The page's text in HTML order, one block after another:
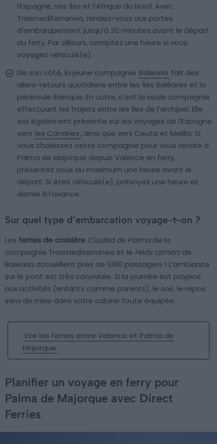
l’Espagne, ses îles et l’Afrique du Nord. Avec
Trasmediterranea, rendez-vous aux portes
d’embarquement jusqu’à 30 minutes avant le départ
du ferry. Par ailleurs, comptez une heure si vous
voyagez véhiculé(e).
De son côté, la jeune compagnie Balearia fait des
allers-retours quotidiens entre les Îles Baléares et la
péninsule ibérique. En outre, c’est la seule compagnie
effectuant les trajets entre les îles de l’archipel. Elle
est également présente sur les voyages de l’Espagne
vers les Canaries, ainsi que vers Ceuta et Melilla. Si
vous choisissez cette compagnie pour vous rendre à
Palma de Majorque depuis Valence en ferry,
présentez vous au maximum une heure avant le
départ. Si êtes véhiculé(e), prévoyez une heure et
demie à l’avance.
Sur quel type d’embarcation voyage-t-on ?
Les ferries de croisière Ciudad de Palmade la
compagnie Trasmediterranea et le Hedy Lamarrde
Balearia accueillent près de 1000 passagers ! L’ambiance
sur le pont est très conviviale. Si la journée est propice
aux activités (enfants comme parents), le soir, le repos
sera de mise dans votre cabine toute équipée.
Voir les ferries entre Valence et Palma de
Majorque
Planifier un voyage en ferry pour
Palma de Majorque avec Direct
Ferries